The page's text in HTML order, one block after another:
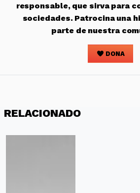
responsable, que sirva para
sociedades. Patrocina una
parte de nuestra
DONA
RELACIONADO